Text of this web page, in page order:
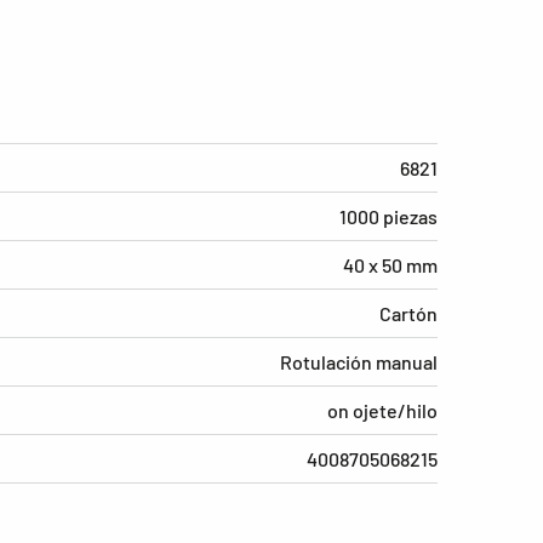
6821
1000 piezas
40 x 50 mm
Cartón
Rotulación manual
on ojete/hilo
4008705068215